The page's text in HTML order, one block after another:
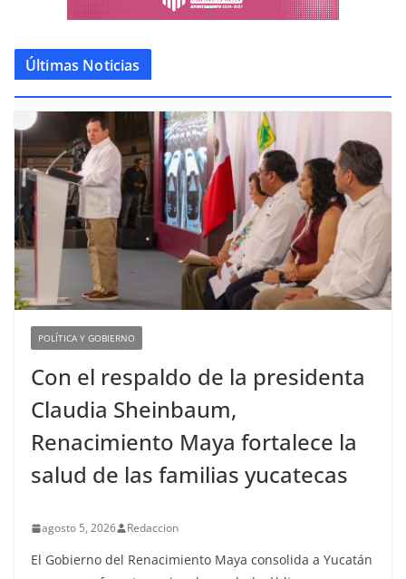
Últimas Noticias
POLÍTICA Y GOBIERNO
Con el respaldo de la presidenta
Claudia Sheinbaum,
Renacimiento Maya fortalece la
salud de las familias yucatecas
agosto 5, 2026 Redaccion
El Gobierno del Renacimiento Maya consolida a Yucatán